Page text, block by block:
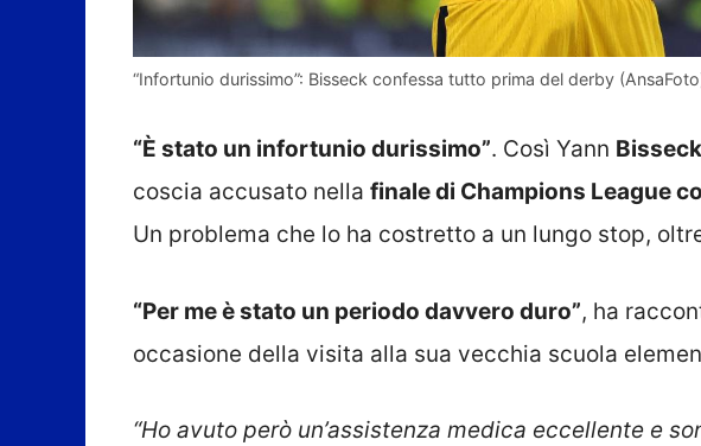
“Infortunio durissimo”: Bisseck confessa tutto prima del derby
“È stato un infortunio durissimo”. Così Yann Bisseck
coscia accusato nella finale di Champions League
Un problema che lo ha costretto a un lungo stop,
“Per me è stato un periodo davvero duro”, ha
occasione della visita alla sua vecchia scuola
“Ho avuto però un’assistenza medica eccellente e